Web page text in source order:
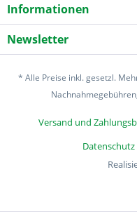
Informationen
Newsletter
* Alle Preise inkl. gesetzl.
Versand und
Datenschutz